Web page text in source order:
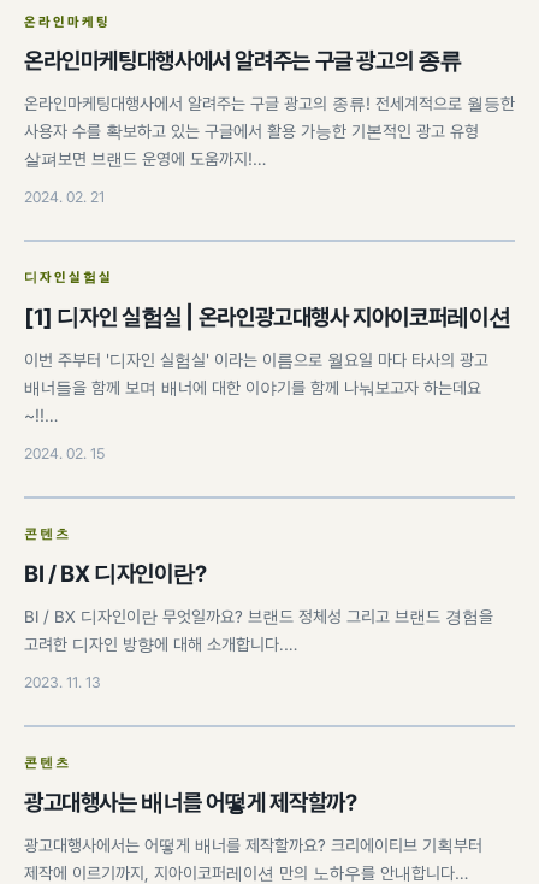
온라인마케팅
온라인마케팅대행사에서 알려주는 구글 광고의 종류
온라인마케팅대행사에서 알려주는 구글 광고의 종류! 전세계적으로 월등한
사용자 수를 확보하고 있는 구글에서 활용 가능한 기본적인 광고 유형
살펴보면 브랜드 운영에 도움까지!…
2024. 02. 21
디자인실험실
[1] 디자인 실험실 | 온라인광고대행사 지아이코퍼레이션
이번 주부터 '디자인 실험실' 이라는 이름으로 월요일 마다 타사의 광고
배너들을 함께 보며 배너에 대한 이야기를 함께 나눠보고자 하는데요
~!!…
2024. 02. 15
콘텐츠
BI / BX 디자인이란?
BI / BX 디자인이란 무엇일까요? 브랜드 정체성 그리고 브랜드 경험을
고려한 디자인 방향에 대해 소개합니다.…
2023. 11. 13
콘텐츠
광고대행사는 배너를 어떻게 제작할까?
광고대행사에서는 어떻게 배너를 제작할까요? 크리에이티브 기획부터
제작에 이르기까지, 지아이코퍼레이션 만의 노하우를 안내합니다…